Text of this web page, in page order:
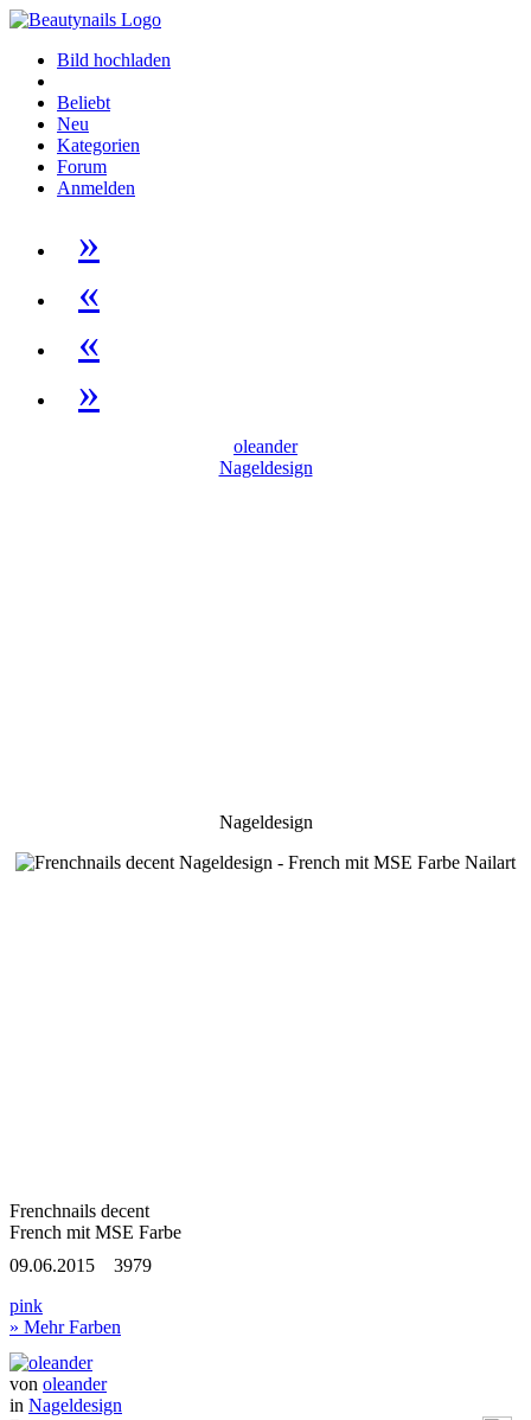
Bild hochladen
Beliebt
Neu
Kategorien
Forum
Anmelden
»
«
«
»
oleander
Nageldesign
Nageldesign
Frenchnails decent
French mit MSE Farbe
09.06.2015
3979
pink
» Mehr Farben
von oleander
in Nageldesign